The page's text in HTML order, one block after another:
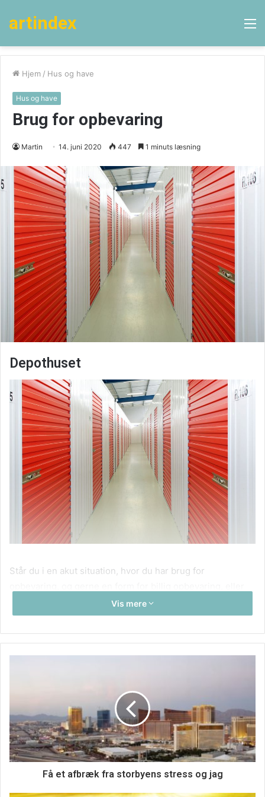
artindex
Hjem / Hus og have
Hus og have
Brug for opbevaring
Martin 14. juni 2020 447 1 minuts læsning
Depothuset
Står du i en akut situation, hvor du har brug for
ved du, at du ude i den nærmeste fremtid, får brug for det,
hvad enten det er til møbelopbevaring eller andre ting, der
skal opbevares forsvarligt, så skulle du tage og kontakte
En tillidssag
Det er ikke helt ligemeget hvem der skal passe på dine
ting, de skal jo gerne være opbevaret et sted, hvor der er
sikkert og trygt, og hvor du kan regne med, at dine private
ejendele ser ud på samme måde, som da du indleverede
Vis mere
Få et afbræk fra storbyens stress og jag